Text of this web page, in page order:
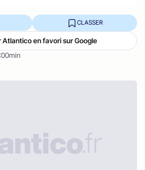
CLASSER
Atlantico en favori sur Google